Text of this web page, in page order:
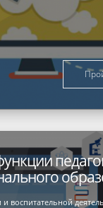
воспитательной